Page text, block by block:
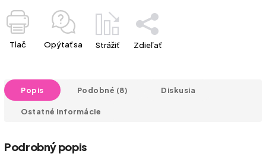
Tlač Opýtať sa Strážiť Zdieľať
Popis Podobné (8) Diskusia
Ostatné informácie
Podrobný popis